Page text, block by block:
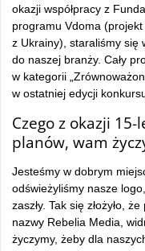
okazji współpracy z
programu Vdoma
z Ukrainy), staraliśmy się
do naszej branży. Cały
w kategorii
w ostatniej edycji
Czego z okazji
planów, wam
Jesteśmy w dobrym
odświeżyliśmy nasze
zaszły. Tak się złożyło,
nazwy Rebelia Media,
życzymy, żeby dla